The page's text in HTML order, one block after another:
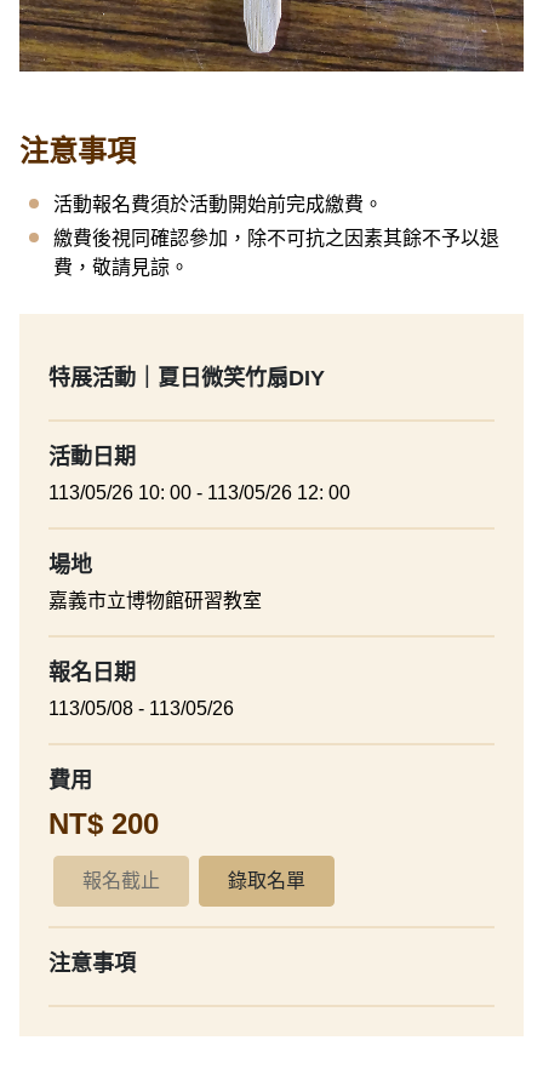
注意事項
活動報名費須於活動開始前完成繳費。
繳費後視同確認參加，除不可抗之因素其餘不予以退
費，敬請見諒。
特展活動｜夏日微笑竹扇DIY
活動日期
113/05/26 10: 00 - 113/05/26 12: 00
場地
嘉義市立博物館研習教室
報名日期
113/05/08 - 113/05/26
費用
NT$ 200
報名截止 錄取名單
注意事項